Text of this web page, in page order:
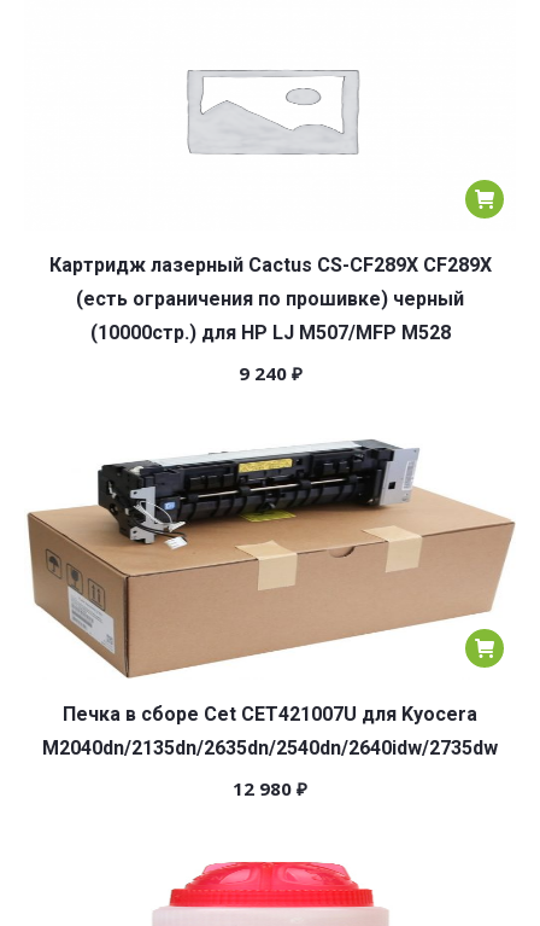
Картридж лазерный Cactus CS-CF289X CF289X
(есть ограничения по прошивке) черный
(10000стр.) для HP LJ M507/MFP M528
9 240 ₽
Печка в сборе Cet CET421007U для Kyocera
M2040dn/2135dn/2635dn/2540dn/2640idw/2735dw
12 980 ₽